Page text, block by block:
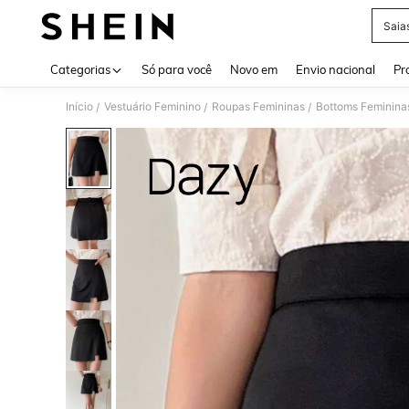
Categorias Só para você Novo em Envio nacional
Início / Vestuário Feminino / Roupas Femininas / Bottoms